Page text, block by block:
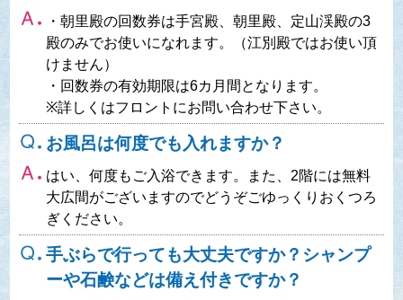
・朝里殿の回数券は手宮殿、朝里殿、定山渓殿の3
殿のみでお使いになれます。（江別殿ではお使い頂
けません）
・回数券の有効期限は6カ月間となります。
※詳しくはフロントにお問い合わせ下さい。
お風呂は何度でも入れますか？
はい、何度もご入浴できます。また、2階には無料
大広間がございますのでどうぞごゆっくりおくつろ
ぎください。
手ぶらで行っても大丈夫ですか？シャンプ
ーや石鹸などは備え付きですか？